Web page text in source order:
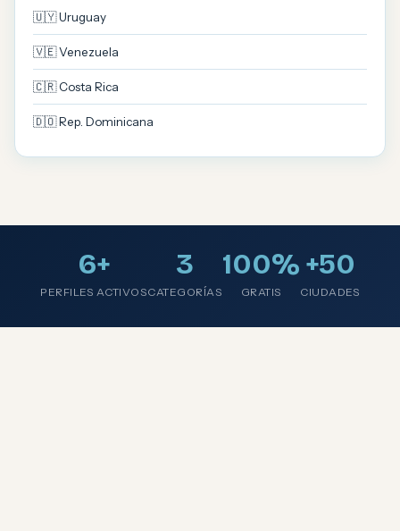
🇺🇾 Uruguay
🇻🇪 Venezuela
🇨🇷 Costa Rica
🇩🇴 Rep. Dominicana
6+
PERFILES ACTIVOS
3
CATEGORÍAS
100%
GRATIS
+50
CIUDADES